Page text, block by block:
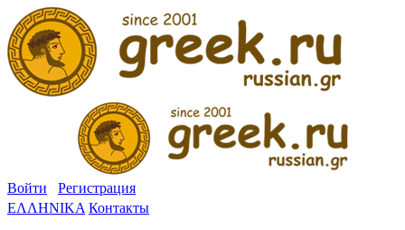
Войти
Регистрация
ΕΛΛΗΝΙΚΑ Контакты